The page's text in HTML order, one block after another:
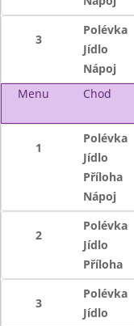
3
Polévka
Jídlo
Nápoj
Menu
Chod
1
Polévka
Jídlo
Příloha
Nápoj
2
Polévka
Jídlo
Příloha
3
Polévka
Jídlo